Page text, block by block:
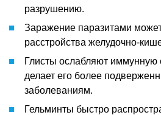
разрушению.
Заражение паразитами
расстройства желудочно-
Глисты ослабляют иммунную
делает его более
заболеваниям.
Гельминты быстро